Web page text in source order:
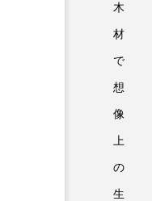
木
材
で
想
像
上
の
生